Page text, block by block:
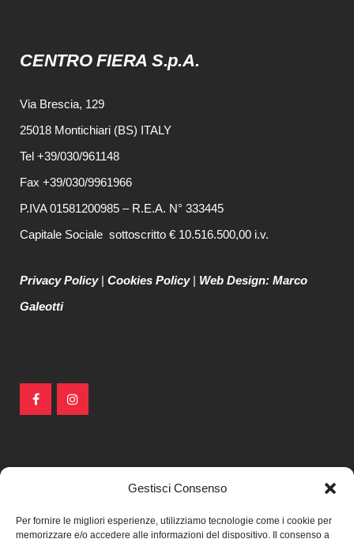
Gestisci Consenso
Per fornire le migliori esperienze, utilizziamo tecnologie come i cookie per
memorizzare e/o accedere alle informazioni del dispositivo. Il consenso a
CENTRO FIERA S.p.A.
Via Brescia, 129
25018 Montichiari (BS) ITALY
Tel +39/030/961148
Fax +39/030/9961966
P.IVA 01581200985 – R.E.A. N° 333445
Capitale Sociale sottoscritto € 10.516.500,00 i.v.
Privacy Policy| Cookies Policy| Web Design: Marco
Galeotti
DATE E ORARI DI APERTURA
Sabato 7 e domenica 8